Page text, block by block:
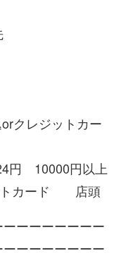
クレジットカー
円 10000円以上
カード 店頭
ーーーーーーー
ーーーーーーー